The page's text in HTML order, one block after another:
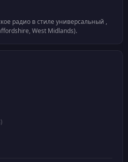
радио в стиле универсальный ,
West Midlands).